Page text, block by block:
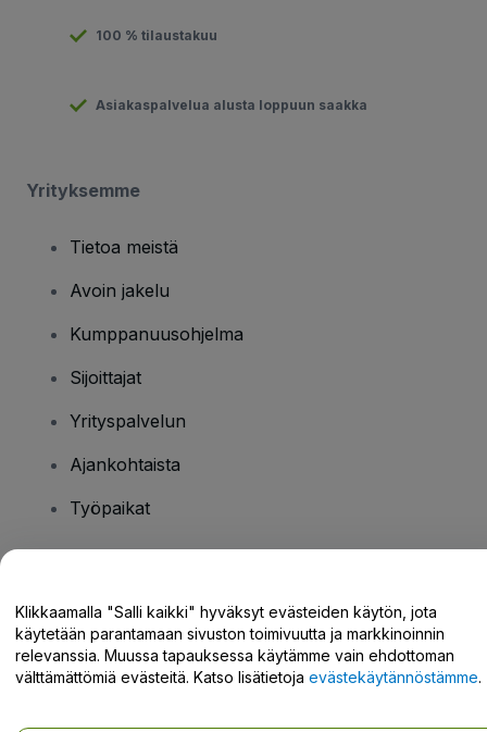
100 % tilaustakuu
Asiakaspalvelua alusta loppuun saakka
Yrityksemme
Tietoa meistä
Avoin jakelu
Kumppanuusohjelma
Sijoittajat
Yrityspalvelun
Ajankohtaista
Työpaikat
Tukikeskus / Ota meihin yhteyttä
Klikkaamalla "Salli kaikki" hyväksyt evästeiden käytön, jota
käytetään parantamaan sivuston toimivuutta ja markkinoinnin
relevanssia. Muussa tapauksessa käytämme vain ehdottoman
välttämättömiä evästeitä. Katso lisätietoja evästekäytännöstämme.